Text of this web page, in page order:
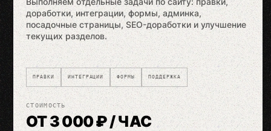
доработки, интеграции, формы, админка,
посадочные страницы, SEO-доработки и улучшение
текущих разделов.
ПРАВКИ ИНТЕГРАЦИИ ФОРМЫ ПОДДЕРЖКА
СТОИМОСТЬ
ОТ 3 000 ₽ / ЧАС